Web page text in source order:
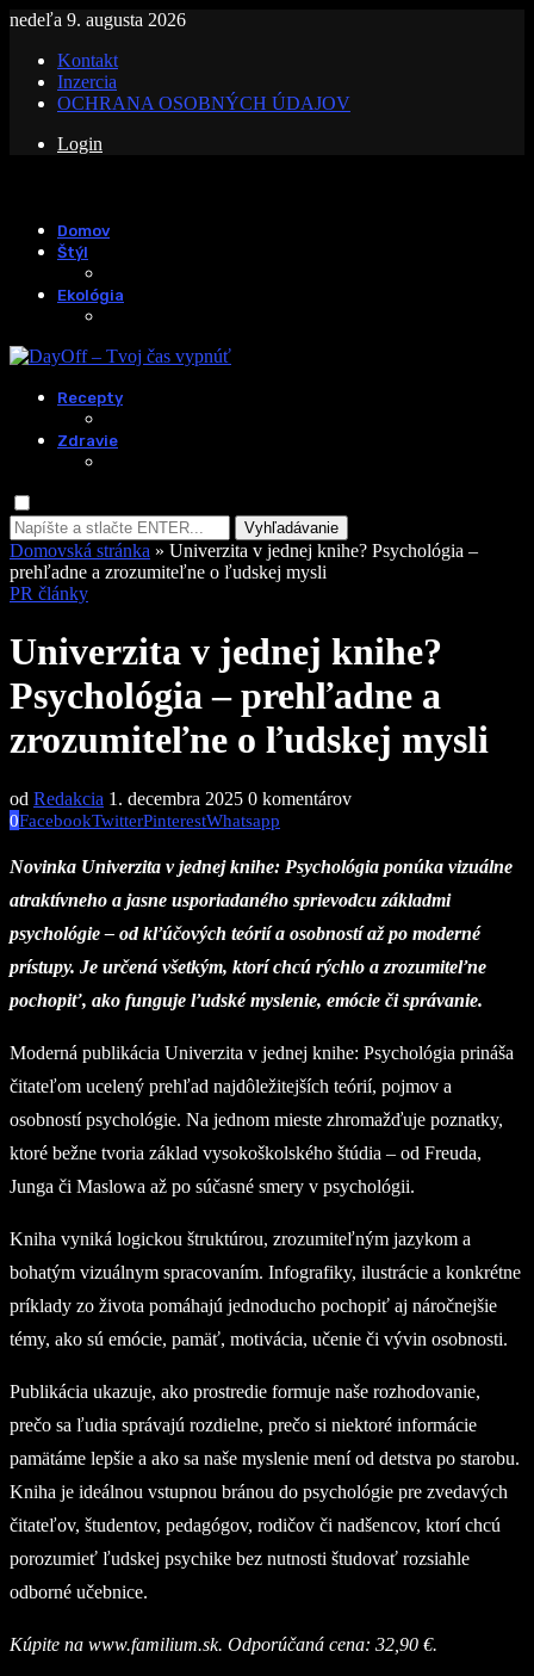
nedeľa 9. augusta 2026
Kontakt
Inzercia
OCHRANA OSOBNÝCH ÚDAJOV
Login
Domov
Štýl
Ekológia
Recepty
Zdravie
Vyhľadávanie
Domovská stránka » Univerzita v jednej knihe? Psychológia –
prehľadne a zrozumiteľne o ľudskej mysli
PR články
Univerzita v jednej knihe?
Psychológia – prehľadne a
zrozumiteľne o ľudskej mysli
od Redakcia 1. decembra 2025 0 komentárov
0FacebookTwitterPinterestWhatsapp
Novinka Univerzita v jednej knihe: Psychológia ponúka vizuálne
atraktívneho a jasne usporiadaného sprievodcu základmi
psychológie – od kľúčových teórií a osobností až po moderné
prístupy. Je určená všetkým, ktorí chcú rýchlo a zrozumiteľne
pochopiť, ako funguje ľudské myslenie, emócie či správanie.
Moderná publikácia Univerzita v jednej knihe: Psychológia prináša
čitateľom ucelený prehľad najdôležitejších teórií, pojmov a
osobností psychológie. Na jednom mieste zhromažďuje poznatky,
ktoré bežne tvoria základ vysokoškolského štúdia – od Freuda,
Junga či Maslowa až po súčasné smery v psychológii.
Kniha vyniká logickou štruktúrou, zrozumiteľným jazykom a
bohatým vizuálnym spracovaním. Infografiky, ilustrácie a konkrétne
príklady zo života pomáhajú jednoducho pochopiť aj náročnejšie
témy, ako sú emócie, pamäť, motivácia, učenie či vývin osobnosti.
Publikácia ukazuje, ako prostredie formuje naše rozhodovanie,
prečo sa ľudia správajú rozdielne, prečo si niektoré informácie
pamätáme lepšie a ako sa naše myslenie mení od detstva po starobu.
Kniha je ideálnou vstupnou bránou do psychológie pre zvedavých
čitateľov, študentov, pedagógov, rodičov či nadšencov, ktorí chcú
porozumieť ľudskej psychike bez nutnosti študovať rozsiahle
odborné učebnice.
Kúpite na www.familium.sk. Odporúčaná cena: 32,90 €.